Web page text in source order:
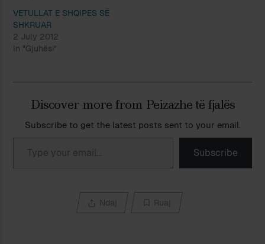
VETULLAT E SHQIPES SË
SHKRUAR
2 July 2012
In "Gjuhësi"
Discover more from Peizazhe të fjalës
Subscribe to get the latest posts sent to your email.
Type your email…
Subscribe
Ndaj Ruaj